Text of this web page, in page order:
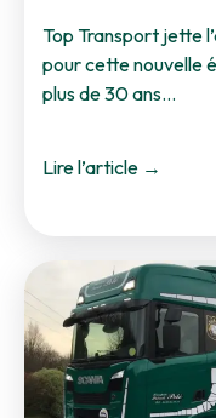
Top Transport jette
pour cette nouvelle
plus de 30 ans…
Lire l’article →